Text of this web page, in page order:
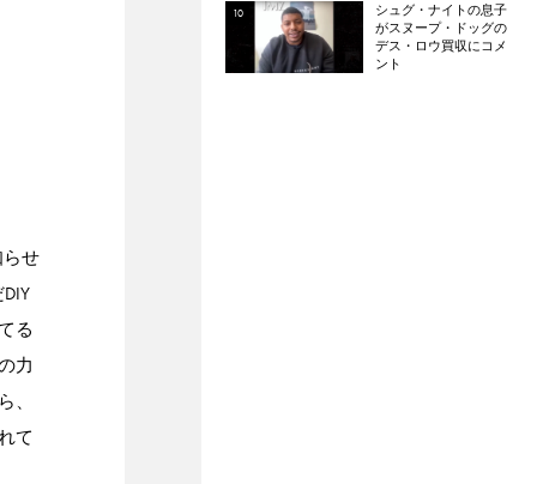
らせ
る
力
て
シュグ・ナイトの息子
がスヌープ・ドッグの
デス・ロウ買収にコメ
ント